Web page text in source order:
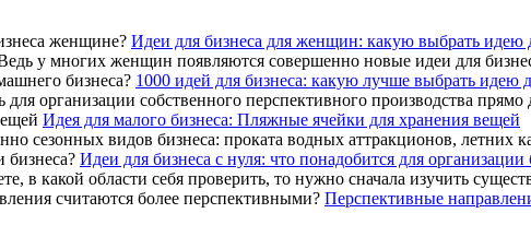
Идеи для бизнеса для женщин: какую выбрать идею
у многих женщин появляются совершенно новые идеи для
1000 идей для бизнеса: какую лучше выбрать идею
организации собственного перспективного производства
Идея для малого бизнеса: Пляжные ячейки для хранения вещей
сезонных видов бизнеса: проката водных аттракционов, летних
Идеи для бизнеса с нуля: что понадобится для организации
в какой области себя проверить, то нужно сначала изучить
Перспективные